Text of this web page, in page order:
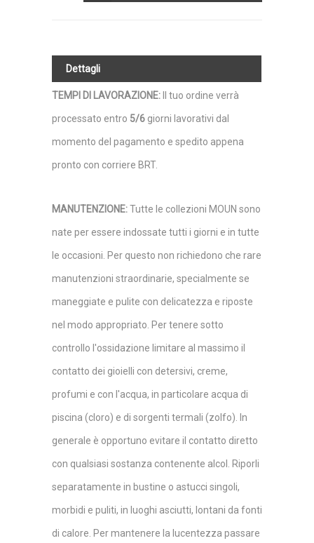
Dettagli
TEMPI DI LAVORAZIONE: Il tuo ordine verrà
processato entro 5/6 giorni lavorativi dal
momento del pagamento e spedito appena
pronto con corriere BRT.
MANUTENZIONE:Tutte le collezioni MOUN sono
nate per essere indossate tutti i giorni e in tutte
le occasioni. Per questo non richiedono che rare
manutenzioni straordinarie, specialmente se
maneggiate e pulite con delicatezza e riposte
nel modo appropriato. Per tenere sotto
controllo l'ossidazione limitare al massimo il
contatto dei gioielli con detersivi, creme,
profumi e con l'acqua, in particolare acqua di
piscina (cloro) e di sorgenti termali (zolfo). In
generale è opportuno evitare il contatto diretto
con qualsiasi sostanza contenente alcol. Riporli
separatamente in bustine o astucci singoli,
morbidi e puliti, in luoghi asciutti, lontani da fonti
di calore. Per mantenere la lucentezza passare